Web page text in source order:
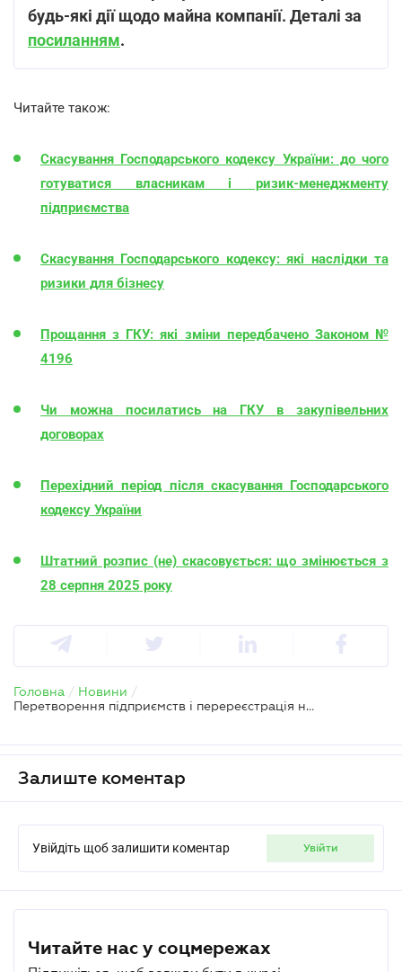
будь-які дії щодо майна компанії. Деталі за
посиланням.
Читайте також:
Скасування Господарського кодексу України: до чого
готуватися власникам і ризик-менеджменту
підприємства
Скасування Господарського кодексу: які наслідки та
ризики для бізнесу
Прощання з ГКУ: які зміни передбачено Законом №
4196
Чи можна посилатись на ГКУ в закупівельних
договорах
Перехідний період після скасування Господарського
кодексу України
Штатний розпис (не) скасовується: що змінюється з
28 серпня 2025 року
Головна / Новини /
Перетворення підприємств і перереєстрація нерухомості – алгоритм дій після скасування ГКУ
Залиште коментар
Увійдіть щоб залишити коментар увійти
Читайте нас у соцмережах